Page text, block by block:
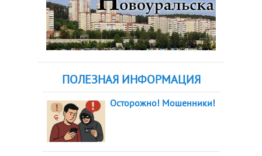
ПОЛЕЗНАЯ ИНФОРМАЦИЯ
Осторожно! Мошенники!